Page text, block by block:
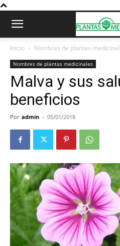
Inicio Nombres de plantas
Nombres de plantas medicinales
Malva y sus
beneficios
Por admin - 05/01/2018